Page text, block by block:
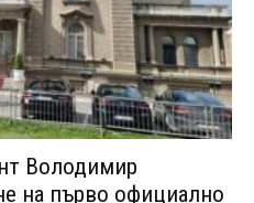
Володимир
на първо официално